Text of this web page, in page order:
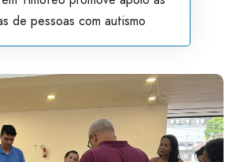
de pessoas com autismo